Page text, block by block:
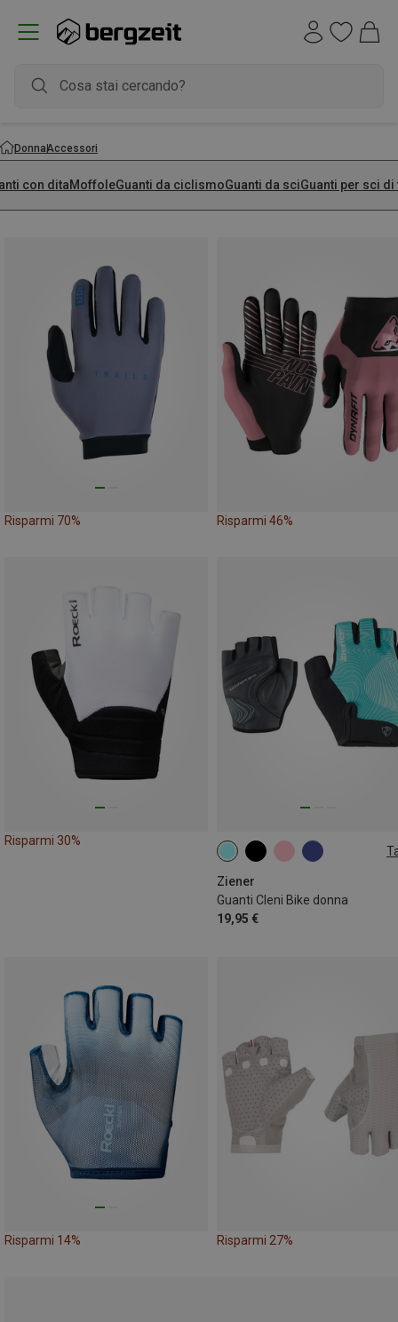
DonnaAccessori
con ditaMoffoleGuanti da ciclismoGuanti da sciGuanti per sci
Risparmi 70% Risparmi 46%
Risparmi 30%
Ziener
Guanti Cleni Bike donna
19,95 €
7 7.5 8.5
Risparmi 14% Risparmi 27%